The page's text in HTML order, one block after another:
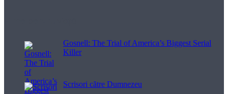
Gosnell: The Trial of America’s Biggest Serial
Killer
Scrisori către Dumnezeu